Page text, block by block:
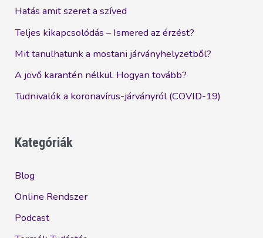
Hatás amit szeret a szíved
Teljes kikapcsolódás – Ismered az érzést?
Mit tanulhatunk a mostani járványhelyzetből?
A jövő karantén nélkül. Hogyan tovább?
Tudnivalók a koronavírus-járványról (COVID-19)
Kategóriák
Blog
Online Rendszer
Podcast